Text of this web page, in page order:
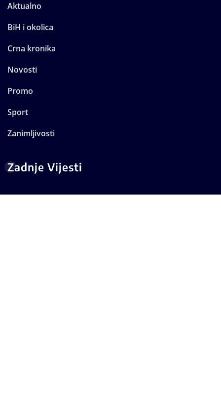
Aktualno
BiH i okolica
Crna kronika
Novosti
Promo
Sport
Zanimljivosti
Zadnje Vijesti